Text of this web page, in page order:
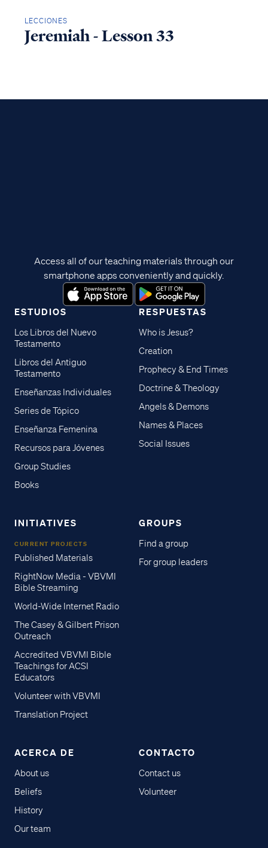
LECCIONES
Jeremiah - Lesson 33
ESTUDIOS
Los Libros del Nuevo
Testamento
Libros del Antiguo
Testamento
Enseñanzas Individuales
Series de Tópico
Enseñanza Femenina
Recursos para Jóvenes
Group Studies
Books
RESPUESTAS
Who is Jesus?
Creation
Prophecy & End Times
Doctrine & Theology
Angels & Demons
Names & Places
Social Issues
INITIATIVES
CURRENT PROJECTS
Published Materials
RightNow Media - VBVMI
Bible Streaming
World-Wide Internet Radio
The Casey & Gilbert Prison
Outreach
Accredited VBVMI Bible
Teachings for ACSI
Educators
Volunteer with VBVMI
Translation Project
GROUPS
Find a group
For group leaders
ACERCA DE
About us
Beliefs
History
Our team
CONTACTO
Contact us
Volunteer
Access all of our teaching materials through our
smartphone apps conveniently and quickly.